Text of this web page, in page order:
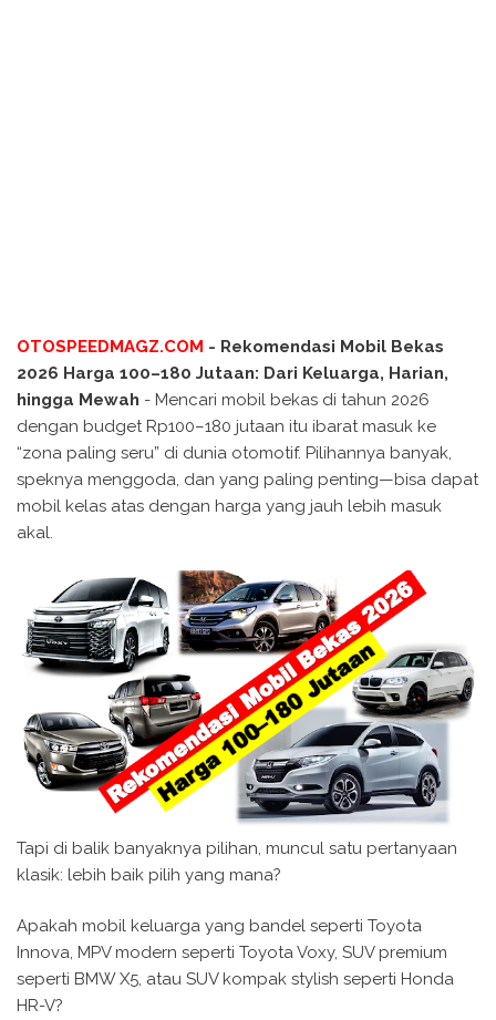
OTOSPEEDMAGZ.COM - Rekomendasi Mobil Bekas
2026 Harga 100–180 Jutaan: Dari Keluarga, Harian,
hingga Mewah - Mencari mobil bekas di tahun 2026
dengan budget Rp100–180 jutaan itu ibarat masuk ke
“zona paling seru” di dunia otomotif. Pilihannya banyak,
speknya menggoda, dan yang paling penting—bisa dapat
mobil kelas atas dengan harga yang jauh lebih masuk
akal.
Tapi di balik banyaknya pilihan, muncul satu pertanyaan
klasik: lebih baik pilih yang mana?
Apakah mobil keluarga yang bandel seperti Toyota
Innova, MPV modern seperti Toyota Voxy, SUV premium
seperti BMW X5, atau SUV kompak stylish seperti Honda
HR-V?